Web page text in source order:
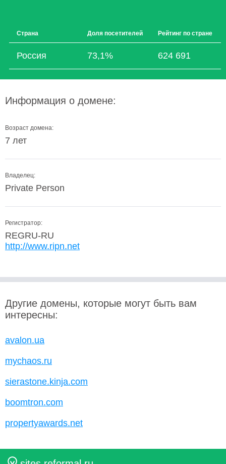
Страна Доля посетителей Рейтинг по стране
Россия 73,1% 624 691
Информация о домене:
Возраст домена:
7 лет
Владелец:
Private Person
Регистратор:
REGRU-RU
http://www.ripn.net
Другие домены, которые могут быть вам
интересны:
avalon.ua
mychaos.ru
sierastone.kinja.com
boomtron.com
propertyawards.net